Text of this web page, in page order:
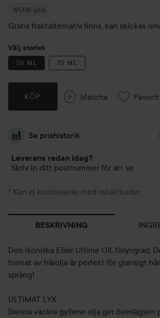
WOW-pris
Gratis fraktalternativ finns, kan skickas
Välj storlek
30 ML 75 ML
KÖP Matcha Favorit
Se prishistorik
Leverans redan idag?
Skriv in ditt postnummer för att se
* Kan ej kombineras med rabattkoder
BESKRIVNING
Den ikoniska Elixir Ultime Oil, föryngrad.
format av hårolja är perfekt för glansigt
språng!
ULTIMAT LYX
Denna vackra gyllene olja ger överlägsen